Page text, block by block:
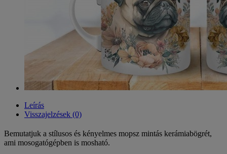
Leírás
Visszajelzések (0)
Bemutatjuk a stílusos és kényelmes mopsz mintás kerámiabögrét,
ami mosogatógépben is mosható.